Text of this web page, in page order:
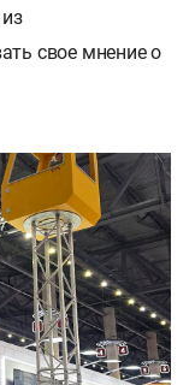
свое мнение о